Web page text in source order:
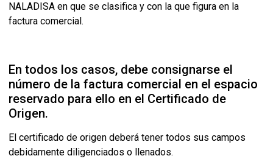
NALADISA en que se clasifica y con la que figura en la
factura comercial.
En todos los casos, debe consignarse el
número de la factura comercial en el espacio
reservado para ello en el Certificado de
Origen.
El certificado de origen deberá tener todos sus campos
debidamente diligenciados o llenados.